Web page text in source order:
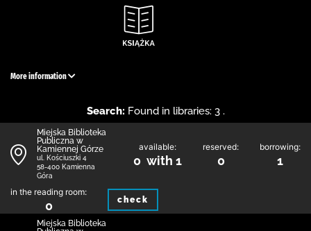
More information
Search: Found in libraries: 3 .
Miejska Biblioteka
Publiczna w
Kamiennej Górze
ul. Kościuszki 4
58-400 Kamienna
Góra
available:
0 with 1
reserved:
0
borrowing:
1
in the reading room:
0 check
Miejska Biblioteka